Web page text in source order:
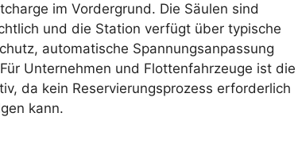
im Vordergrund. Die Säulen sind
und die Station verfügt über typische
automatische Spannungsanpassung
Unternehmen und Flottenfahrzeuge ist die
da kein Reservierungsprozess erforderlich
kann.